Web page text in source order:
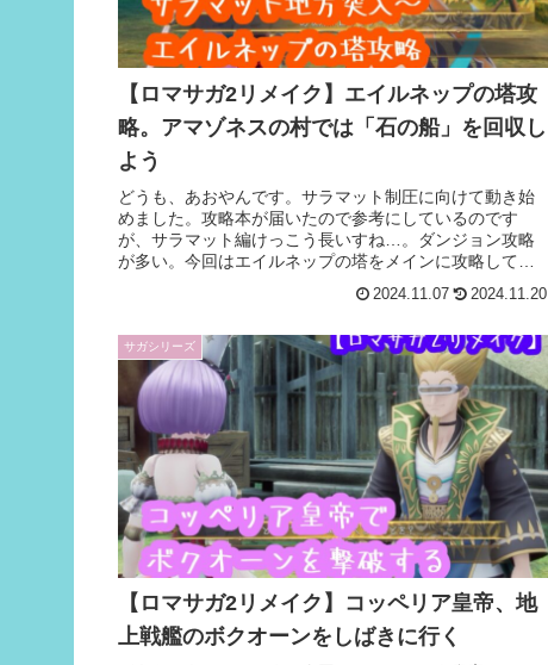
【ロマサガ2リメイク】エイルネップの塔攻
略。アマゾネスの村では「石の船」を回収し
よう
どうも、あおやんです。サラマット制圧に向けて動き始
めました。攻略本が届いたので参考にしているのです
が、サラマット編けっこう長いすね…。ダンジョン攻略
が多い。今回はエイルネップの塔をメインに攻略してき
2024.11.07 2024.11.20
サガシリーズ
【ロマサガ2リメイク】コッペリア皇帝、地
上戦艦のボクオーンをしばきに行く